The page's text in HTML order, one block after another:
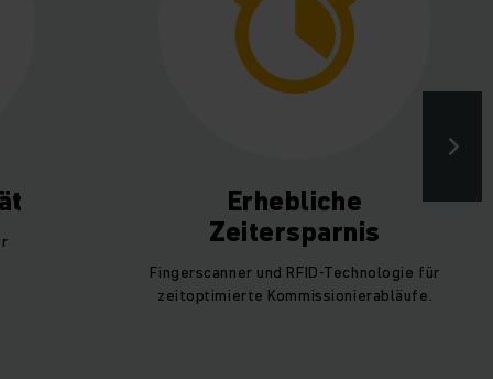
Erhebliche
Zeitersparnis
Fingerscanner und RFID-Technologie für
zeitoptimierte Kommissionierabläufe.